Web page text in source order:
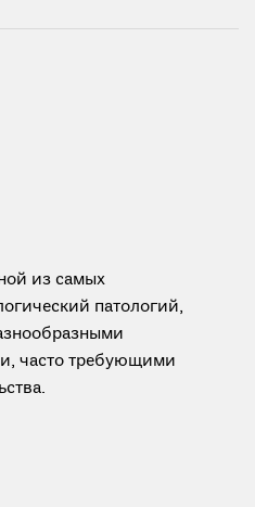
из самых
патологий,
часто требующими